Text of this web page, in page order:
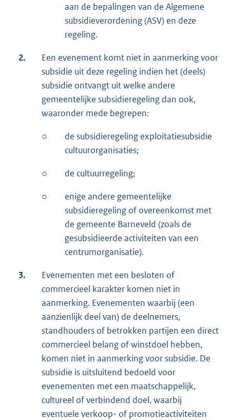
aan de bepalingen van de Algemene
subsidieverordening (ASV) en deze
regeling.
2.
Een evenement komt niet in aanmerking voor
subsidie uit deze regeling indien het (deels)
subsidie ontvangt uit welke andere
gemeentelijke subsidieregeling dan ook,
waaronder mede begrepen:
○
de subsidieregeling exploitatiesubsidie
cultuurorganisaties;
○ de cultuurregeling;
○
enige andere gemeentelijke
subsidieregeling of overeenkomst met
de gemeente Barneveld (zoals de
gesubsidieerde activiteiten van een
centrumorganisatie).
3.
Evenementen met een besloten of
commercieel karakter komen niet in
aanmerking. Evenementen waarbij (een
aanzienlijk deel van) de deelnemers,
standhouders of betrokken partijen een direct
commercieel belang of winstdoel hebben,
komen niet in aanmerking voor subsidie. De
subsidie is uitsluitend bedoeld voor
evenementen met een maatschappelijk,
cultureel of verbindend doel, waarbij
eventuele verkoop- of promotieactiviteiten